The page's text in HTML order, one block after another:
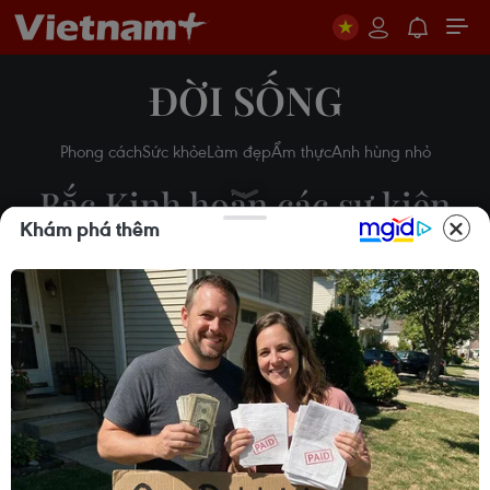
ĐỜI SỐNG
Phong cáchSức khỏeLàm đẹpẨm thựcAnh hùng nhỏ
Bắc Kinh hoãn các sự kiện
đón Tết Nguyên đán do dịch
virus corona
Vi Diệu
23/01/2020 13:15
Khám phá thêm